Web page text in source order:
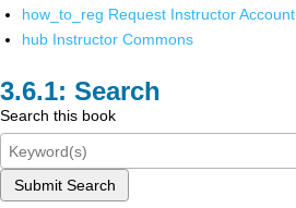
how_to_reg Request Instructor Account
hub Instructor Commons
Search
Search this book
Submit Search